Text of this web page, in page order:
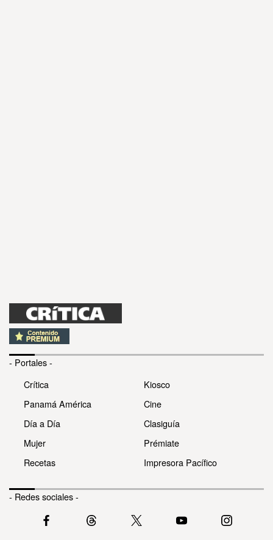
- Portales -
Crítica
Panamá América
Día a Día
Mujer
Recetas
Kiosco
Cine
Clasiguía
Prémiate
Impresora Pacífico
- Redes sociales -